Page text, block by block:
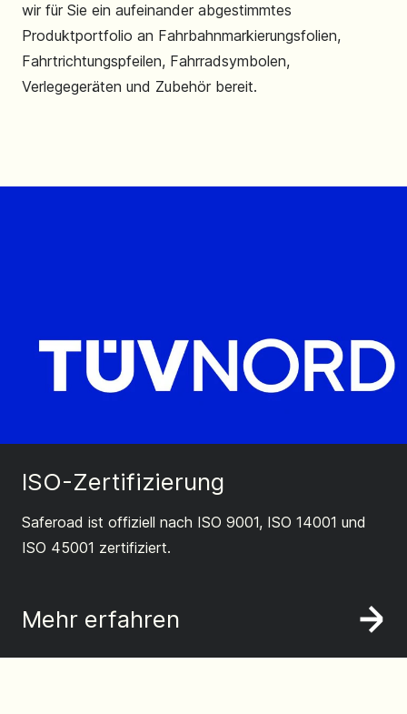
wir für Sie ein aufeinander abgestimmtes
Produktportfolio an Fahrbahnmarkierungsfolien,
Fahrtrichtungspfeilen, Fahrradsymbolen,
Verlegegeräten und Zubehör bereit.
ISO-Zertifizierung
Saferoad ist offiziell nach ISO 9001, ISO 14001 und
ISO 45001 zertifiziert.
Mehr erfahren